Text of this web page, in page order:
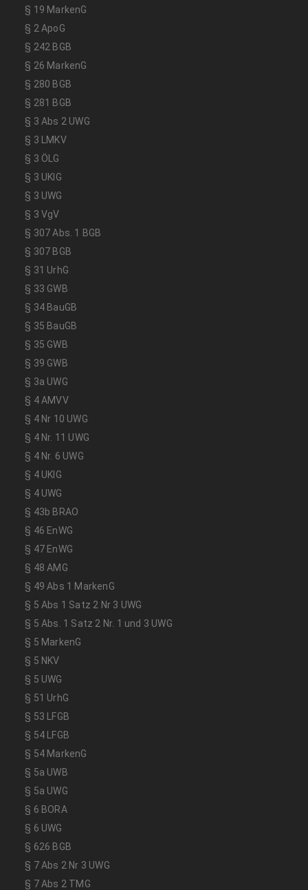
§ 19 MarkenG
§ 2 ApoG
§ 242 BGB
§ 26 MarkenG
§ 280 BGB
§ 281 BGB
§ 3 Abs 2 UWG
§ 3 LMKV
§ 3 ÖLG
§ 3 UKlG
§ 3 UWG
§ 3 VgV
§ 307 Abs. 1 BGB
§ 307 BGB
§ 31 UrhG
§ 33 GWB
§ 34 BauGB
§ 35 BauGB
§ 35 GWB
§ 39 GWB
§ 3a UWG
§ 4 AMVV
§ 4 Nr 10 UWG
§ 4 Nr. 11 UWG
§ 4 Nr. 6 UWG
§ 4 UKlG
§ 4 UWG
§ 43b BRAO
§ 46 EnWG
§ 47 EnWG
§ 48 AMG
§ 49 Abs 1 MarkenG
§ 5 Abs 1 Satz 2 Nr 3 UWG
§ 5 Abs. 1 Satz 2 Nr. 1 und 3 UWG
§ 5 MarkenG
§ 5 NKV
§ 5 UWG
§ 51 UrhG
§ 53 LFGB
§ 54 LFGB
§ 54 MarkenG
§ 5a UWB
§ 5a UWG
§ 6 BORA
§ 6 UWG
§ 626 BGB
§ 7 Abs 2 Nr 3 UWG
§ 7 Abs 2 TMG